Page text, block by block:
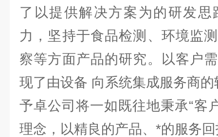
了以提供解决方案为的研发
力，坚持于食品检测、环境监
察等方面产品的研究。以客户
现了由设备 向系统集成服务商的
予卓公司将一如既往地秉承“客
理念，以精良的产品、*的服务